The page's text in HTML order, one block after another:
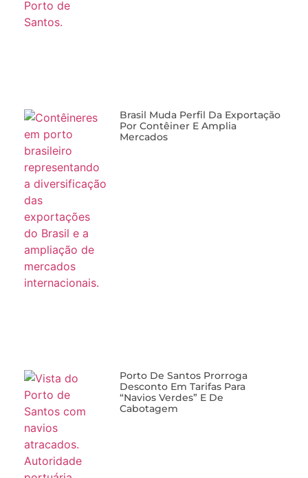
Brasil Muda Perfil Da Exportação
Por Contêiner E Amplia
Mercados
Porto De Santos Prorroga
Desconto Em Tarifas Para
“navios Verdes” E De
Cabotagem